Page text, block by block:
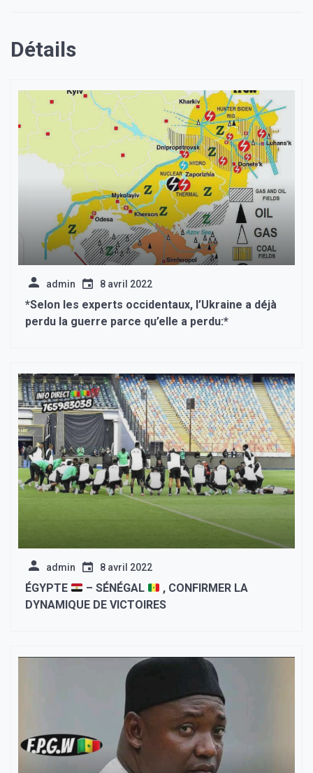
Détails
admin 8 avril 2022
*Selon les experts occidentaux, l’Ukraine a déjà
perdu la guerre parce qu’elle a perdu:*
admin 8 avril 2022
ÉGYPTE – SÉNÉGAL
, CONFIRMER LA
DYNAMIQUE DE VICTOIRES